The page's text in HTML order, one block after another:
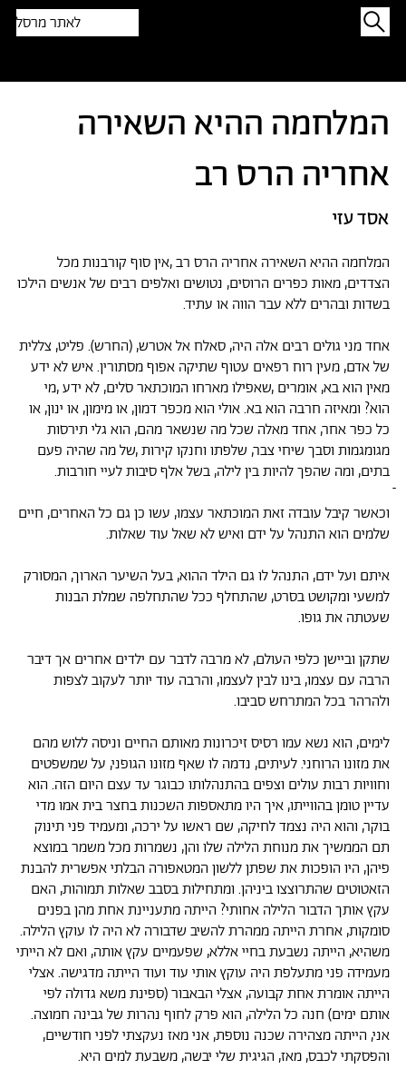
לאתר מרסל
המלחמה ההיא השאירה אחריה הרס רב ,אין סוף קורבנות מכל
הצדדים, מאות כפרים הרוסים, נטושים ואלפים רבים של אנשים הילכו
בשדות ובהרים ללא עבר הווה או עתיד.
אחד מני גולים רבים אלה היה, סאלח אל אטרש, (החרש). פליט, צללית
של אדם, מעין רוח רפאים עטוף שתיקה אפוף מסתורין. איש לא ידע
מאין הוא בא, אומרים ,שאפילו מארחו המוכתאר סלים, לא ידע ,מי
הוא? ומאיזה חרבה הוא בא. אולי הוא מכפר דמון, או מימון, או ינון, או
כל כפר אחר, אחד מאלה שכל מה שנשאר מהם, הוא גלי תירסות
מגומגמות וסבך שיחי צבר, שלפתו וחנקו קירות ,של מה שהיה פעם
בתים, ומה שהפך להיות בין לילה, בשל אלף סיבות לעיי חורבות.
וכאשר קיבל עובדה זאת המוכתאר עצמו, עשו כן גם כל האחרים, חיים
שלמים הוא התנהל על ידם ואיש לא שאל עוד שאלות.
איתם ועל ידם, התנהל לו גם הילד ההוא, בעל השיער הארוך, המסורק
למשעי ומקושט בסרט, שהתחלף ככל שהתחלפה שמלת הבנות
שעטתה את גופו.
שתקן וביישן כלפי העולם, לא מרבה לדבר עם ילדים אחרים אך דיבר
הרבה עם עצמו, בינו לבין לעצמו, והרבה עוד יותר לעקוב לצפות
ולהרהר בכל המתרחש סביבו.
לימים, הוא נשא עמו רסיס זיכרונות מאותם החיים וניסה ללוש מהם
את מזונו הרוחני. לעיתים, נדמה לו שאף מזונו הגופני, על שמשפטים
וחוויות רבות עולים וצפים בהתנהלותו כבוגר עד עצם היום הזה. הוא
עדיין טומן בהווייתו, איך היו מתאספות השכנות בחצר בית אמו מדי
בוקר, והוא היה נצמד לחיקה, שם ראשו על ירכה, ומעמיד פני תינוק
תם הממשיך את מנוחת הלילה שלו והן, נשמרות מכל משמר במוצא
פיהן, היו הופכות את שפתן ללשון המטאפורה הבלתי אפשרית להבנת
הזאטוטים שהתרוצצו ביניהן. ומתחילות בסבב שאלות תמוהות, האם
עקץ אותך הדבור הלילה אחותי? הייתה מתעניינת אחת מהן בפנים
סומקות, אחרת הייתה ממהרת להשיב שדבורה לא היה לו עוקץ הלילה.
משהיא, הייתה נשבעת בחיי אללא, שפעמיים עקץ אותה, ואם לא הייתי
מעמידה פני מתעלפת היה עוקץ אותי עוד ועוד הייתה מדגישה. אצלי
הייתה אומרת אחת קבועה, אצלי הבאבור (ספינת משא גדולה לפי
אותם ימים) חנה כל הלילה, הוא פרק לחוף נהרות של גבינה חמוצה.
אני, הייתה מצהירה שכנה נוספת, אני מאז נעקצתי לפני חודשיים,
והפסקתי לכבס, מאז, הגיגית שלי יבשה, משבעת למים היא.
המלחמה ההיא השאירה
אחריה הרס רב
אסד עזי